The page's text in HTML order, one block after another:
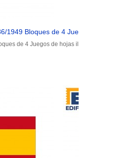
1949 Bloques de 4 Juegos de
de 4 Juegos de hojas ilustrado.